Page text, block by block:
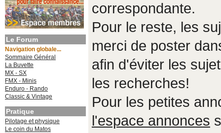
Le Forum
Navigation globale...
Sommaire Général
La Buvette
MX - SX
FMX - Minis
Enduro - Rando
Classic & Vintage
Pratique
Pilotage et physique
Le coin du Matos
correspondante.
Pour le reste, les
merci de poster
afin d'éviter les
les recherches!
Pour les petites
l'espace annonces